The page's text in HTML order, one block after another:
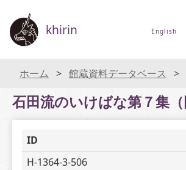
khirin English
ホーム 館蔵資料データベース
石田流のいけばな第７集（
ID
H-1364-3-506